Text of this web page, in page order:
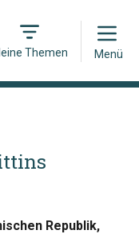
Themen
Open
Menü
Republik,